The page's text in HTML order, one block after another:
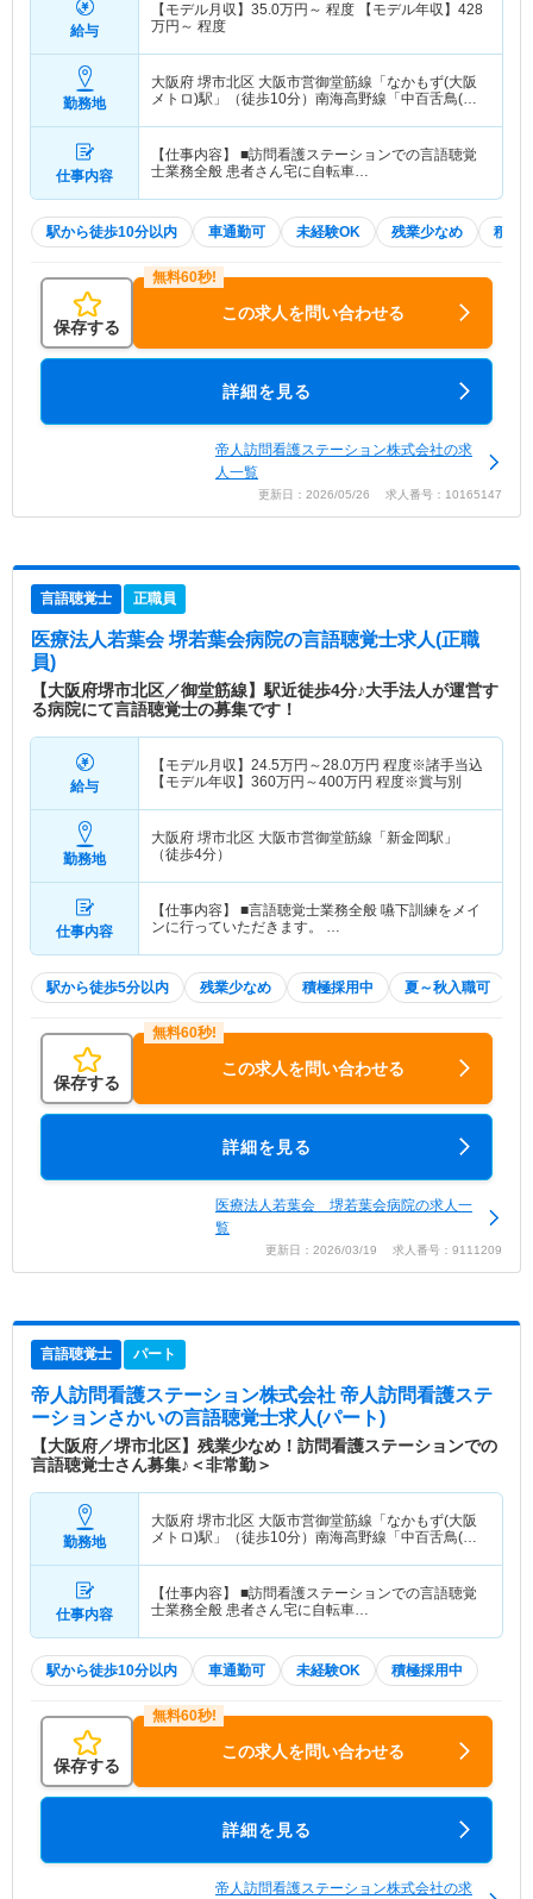
給与
【モデル月収】 35.0万円～ 程度 【モデル年収】 428
万円～ 程度
勤務地
大阪府 堺市北区 大阪市営御堂筋線「なかもず(大阪
メトロ)駅」（徒歩10分）南海高野線「中百舌鳥(南
仕事内容
【仕事内容】 ■訪問看護ステーションでの言語聴覚
士業務全般 患者さん宅に自転車…
駅から徒歩10分以内 車通勤可 未経験OK 残業少なめ 積極
保存する
この求人を問い合わせる
詳細を見る
帝人訪問看護ステーション株式会社の求
人一覧
更新日：2026/05/26 求人番号：10165147
言語聴覚士 正職員
医療法人若葉会 堺若葉会病院の言語聴覚士求人(正職
員)
【大阪府堺市北区／御堂筋線】駅近徒歩4分♪大手法人が運営す
る病院にて言語聴覚士の募集です！
給与
【モデル月収】 24.5万円～28.0万円 程度※諸手当込
【モデル年収】 360万円～400万円 程度※賞与別
勤務地
大阪府 堺市北区 大阪市営御堂筋線「新金岡駅」
（徒歩4分）
仕事内容
【仕事内容】 ■言語聴覚士業務全般 嚥下訓練をメイ
ンに行っていただきます。 …
駅から徒歩5分以内 残業少なめ 積極採用中 夏～秋入職可
保存する
この求人を問い合わせる
詳細を見る
医療法人若葉会 堺若葉会病院の求人一
覧
更新日：2026/03/19 求人番号：9111209
言語聴覚士 パート
帝人訪問看護ステーション株式会社 帝人訪問看護ステ
ーションさかいの言語聴覚士求人(パート)
【大阪府／堺市北区】残業少なめ！訪問看護ステーションでの
言語聴覚士さん募集♪＜非常勤＞
勤務地
大阪府 堺市北区 大阪市営御堂筋線「なかもず(大阪
メトロ)駅」（徒歩10分）南海高野線「中百舌鳥(南
仕事内容
【仕事内容】 ■訪問看護ステーションでの言語聴覚
士業務全般 患者さん宅に自転車…
駅から徒歩10分以内 車通勤可 未経験OK 積極採用中
保存する
この求人を問い合わせる
詳細を見る
帝人訪問看護ステーション株式会社の求